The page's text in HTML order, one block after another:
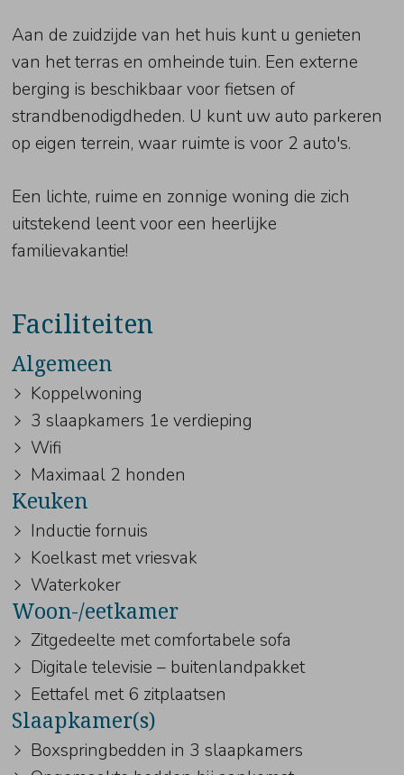
Aan de zuidzijde van het huis kunt u genieten
van het terras en omheinde tuin. Een externe
berging is beschikbaar voor fietsen of
strandbenodigdheden. U kunt uw auto parkeren
op eigen terrein, waar ruimte is voor 2 auto's.
Een lichte, ruime en zonnige woning die zich
uitstekend leent voor een heerlijke
familievakantie!
Faciliteiten
Algemeen
Koppelwoning
3 slaapkamers 1e verdieping
Wifi
Maximaal 2 honden
Keuken
Inductie fornuis
Koelkast met vriesvak
Waterkoker
Woon-/eetkamer
Zitgedeelte met comfortabele sofa
Digitale televisie – buitenlandpakket
Eettafel met 6 zitplaatsen
Slaapkamer(s)
Boxspringbedden in 3 slaapkamers